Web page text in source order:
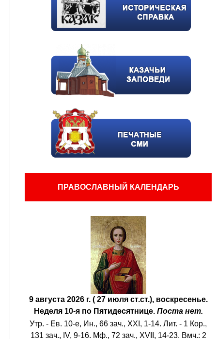
ПРАВОСЛАВНЫЙ КАЛЕНДАРЬ
9 августа 2026 г. ( 27 июля ст.ст.), воскресенье.
Неделя 10-я по Пятидесятнице. Поста нет.
Утр. - Ев. 10-е, Ин., 66 зач., XXI, 1-14. Лит. - 1 Кор.,
131 зач., IV, 9-16. Мф., 72 зач., XVII, 14-23. Вмч.: 2